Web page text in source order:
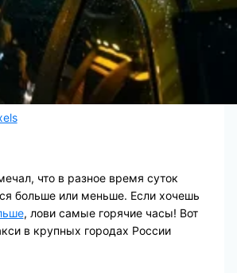
что в разное время суток
больше или меньше. Если хочешь
, лови самые горячие часы! Вот
в крупных городах России